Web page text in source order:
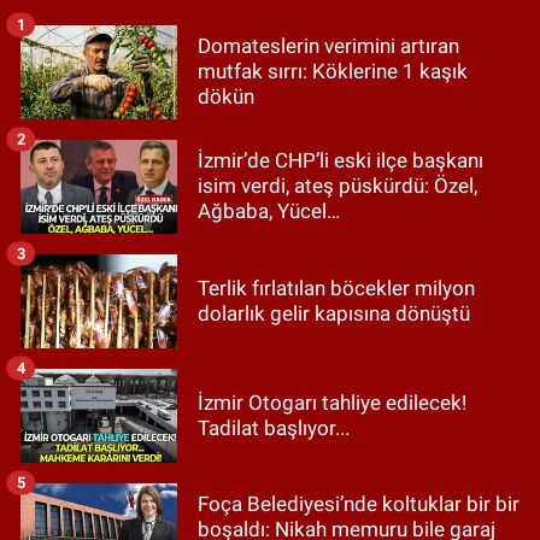
Domateslerin verimini artıran
mutfak sırrı: Köklerine 1 kaşık
dökün
1
İzmir’de CHP’li eski ilçe başkanı
isim verdi, ateş püskürdü: Özel,
Ağbaba, Yücel…
2
Terlik fırlatılan böcekler milyon
dolarlık gelir kapısına dönüştü
3
İzmir Otogarı tahliye edilecek!
Tadilat başlıyor...
4
Foça Belediyesi’nde koltuklar bir bir
boşaldı: Nikah memuru bile garaj
5